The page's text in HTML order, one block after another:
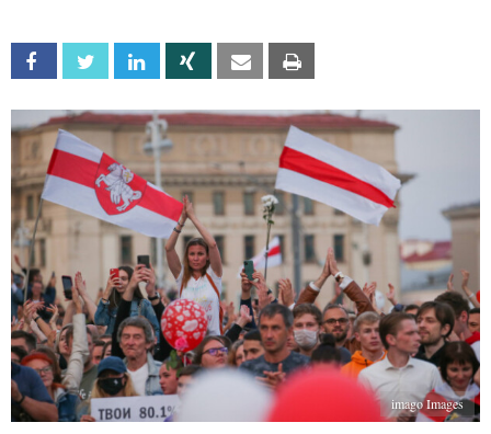
Facebook Twitter Linkedin Xing Email
imago Images